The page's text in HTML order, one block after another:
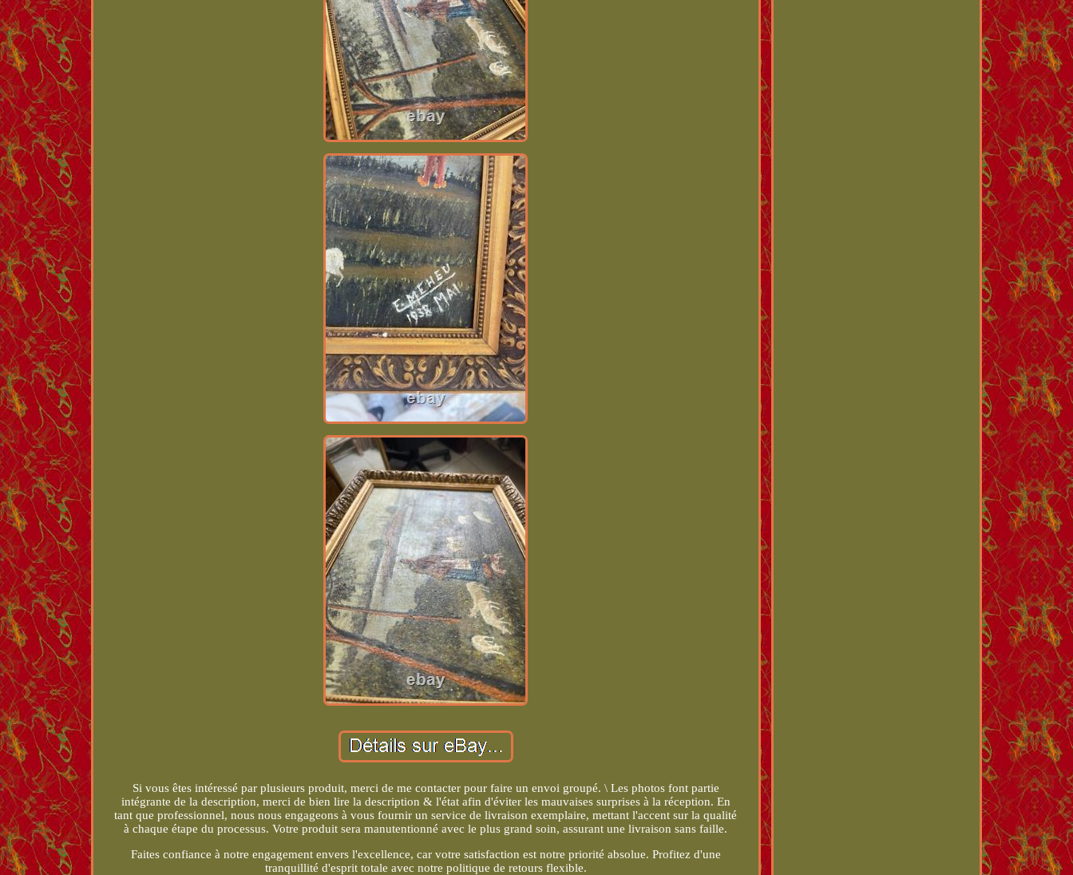
Si vous êtes intéressé par plusieurs produit, merci de me contacter pour faire un envoi groupé. \ Les photos font partie
intégrante de la description, merci de bien lire la description & l'état afin d'éviter les mauvaises surprises à la réception. En
tant que professionnel, nous nous engageons à vous fournir un service de livraison exemplaire, mettant l'accent sur la qualité
à chaque étape du processus. Votre produit sera manutentionné avec le plus grand soin, assurant une livraison sans faille.
Faites confiance à notre engagement envers l'excellence, car votre satisfaction est notre priorité absolue. Profitez d'une
tranquillité d'esprit totale avec notre politique de retours flexible.